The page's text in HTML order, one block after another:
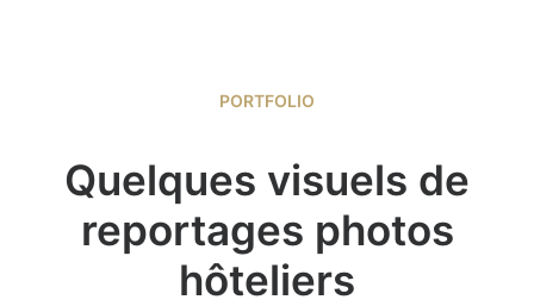
PORTFOLIO
Quelques visuels de
reportages photos
hôteliers